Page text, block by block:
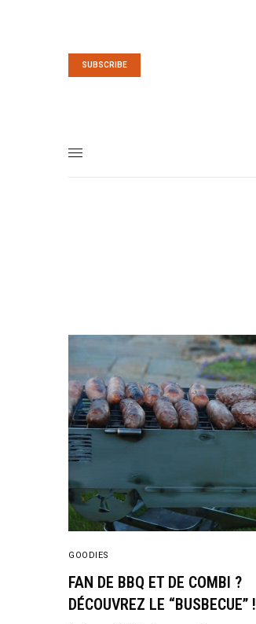
SUBSCRIBE
GOODIES
FAN DE BBQ ET DE COMBI ?
DÉCOUVREZ LE “BUSBECUE” !